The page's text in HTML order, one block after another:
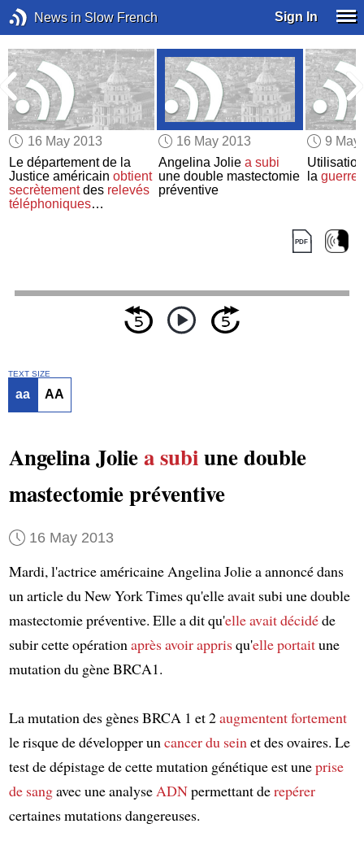
News in Slow French Sign In
16 May 2013
Le département de la
Justice américainobtient
secrètementdes relevés
téléphoniques
16 May 2013
Angelina Jolie a subi
une double mastectomie
préventive
9 May
la guerre
TEXT SIZE
aa AA
Angelina Joliea subiune double
mastectomie préventive
16 May 2013
Mardi, l'actrice américaine Angelina Jolie a annoncé dans
un article du New York Times qu'elle avait subi une double
mastectomie préventive. Elle a dit qu'elle avait décidéde
subir cette opérationaprès avoir apprisqu'elle portaitune
mutation du gène BRCA1.
La mutation des gènes BRCA 1 et 2augmentent fortement
le risque de développer uncancer du seinet des ovaires. Le
test de dépistage de cette mutation génétique est uneprise
de sangavec une analyseADNpermettant derepérer
certaines mutations dangereuses.